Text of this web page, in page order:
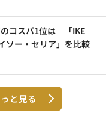
コスパ1位は 「IKE
ソー・セリア」を比較
と見る